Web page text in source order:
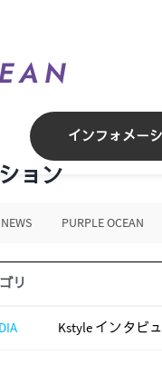
インフォメー
ョン
NEWS PURPLE OCEAN
リ
Kstyle インタビ